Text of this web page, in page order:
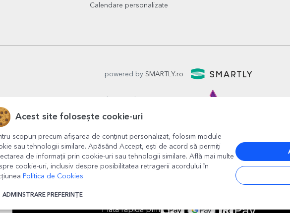
Plată rapidă prin
Calendare personalizate
powered by SMARTLY.ro
Sector 1, cod
Acest site folosește cookie-uri
scopuri precum afișarea de conținut personalizat, folosim module
sau tehnologii similare. Apăsând Accept, ești de acord să permiți
de informații prin cookie-uri sau tehnologii similare. Află mai multe
cookie-uri, inclusiv despre posibilitatea retragerii acordului în
Politica de Cookies
ADMINSTRARE PREFERINȚE